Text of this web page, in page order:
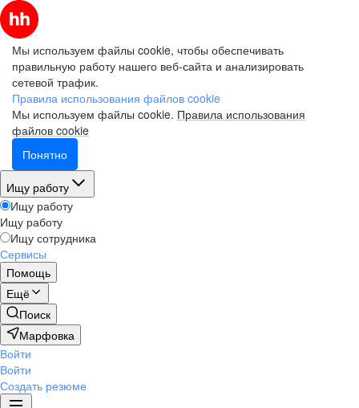
Мы используем файлы cookie, чтобы обеспечивать
правильную работу нашего веб-сайта и анализировать
сетевой трафик.
Правила использования файлов cookie
Мы используем файлы cookie. Правила использования
файлов cookie
Понятно
Ищу работу
Ищу работу
Ищу работу
Ищу сотрудника
Сервисы
Помощь
Ещё
Поиск
Марфовка
Войти
Войти
Создать резюме